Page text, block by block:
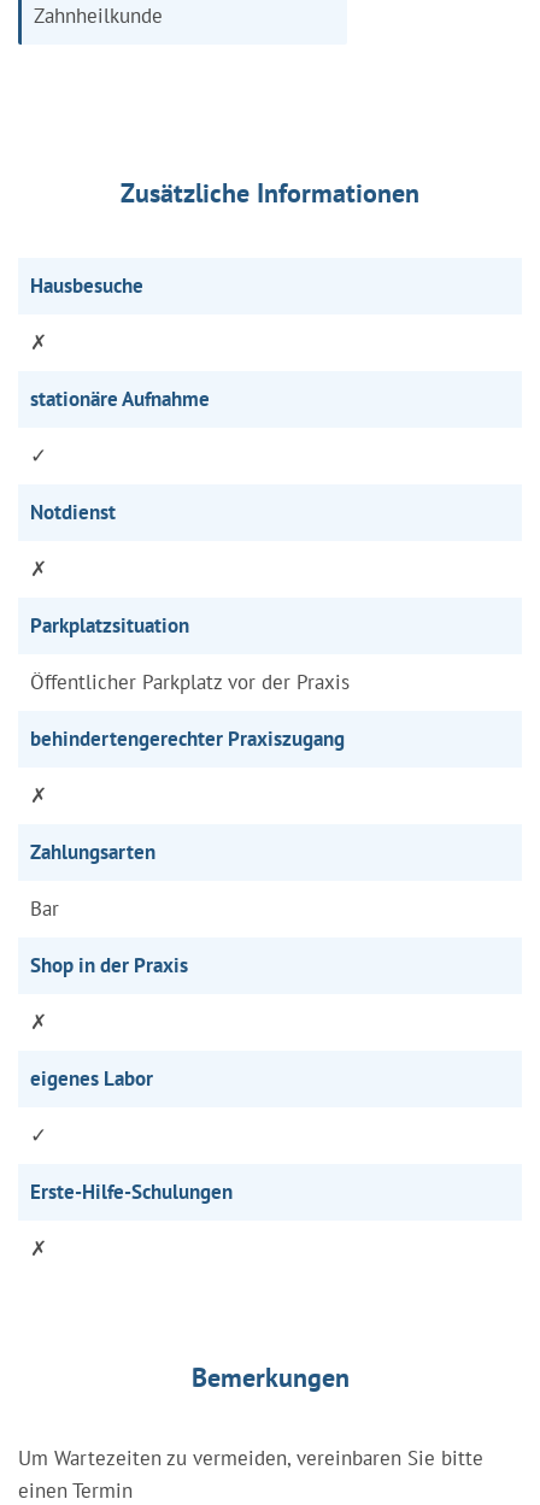
Zahnheilkunde
Zusätzliche Informationen
Hausbesuche
✗
stationäre Aufnahme
✓
Notdienst
✗
Parkplatzsituation
Öffentlicher Parkplatz vor der Praxis
behindertengerechter Praxiszugang
✗
Zahlungsarten
Bar
Shop in der Praxis
✗
eigenes Labor
✓
Erste-Hilfe-Schulungen
✗
Bemerkungen
Um Wartezeiten zu vermeiden, vereinbaren Sie bitte
einen Termin